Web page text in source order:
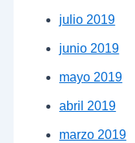
julio 2019
junio 2019
mayo 2019
abril 2019
marzo 2019